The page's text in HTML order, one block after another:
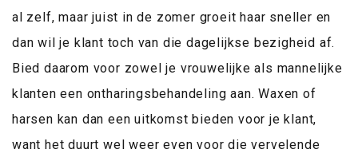
al zelf, maar juist in de zomer groeit haar sneller en
dan wil je klant toch van die dagelijkse bezigheid af.
Bied daarom voor zowel je vrouwelijke als mannelijke
klanten een ontharingsbehandeling aan. Waxen of
harsen kan dan een uitkomst bieden voor je klant,
want het duurt wel weer even voor die vervelende